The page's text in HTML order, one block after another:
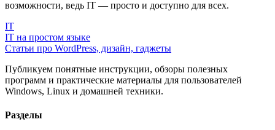
возможности, ведь IT — просто и доступно для всех.
IT
IT на простом языке
Статьи про WordPress, дизайн, гаджеты
Публикуем понятные инструкции, обзоры полезных
программ и практические материалы для пользователей
Windows, Linux и домашней техники.
Разделы